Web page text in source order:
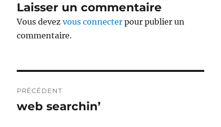
Laisser un commentaire
Vous devezvous connecter pour publier un
commentaire.
de
PRÉCÉDENT
Publication
web searchin’